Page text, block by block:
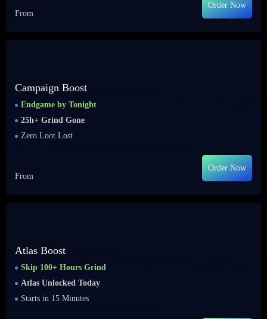
From
Order Now
Campaign Boost
Endgame by Tonight
25h+ Grind Gone
Zero Loot Lost
From
Order Now
Atlas Boost
Skip 100+ Hours Grind
Atlas Unlocked Today
Starts in 15 Minutes